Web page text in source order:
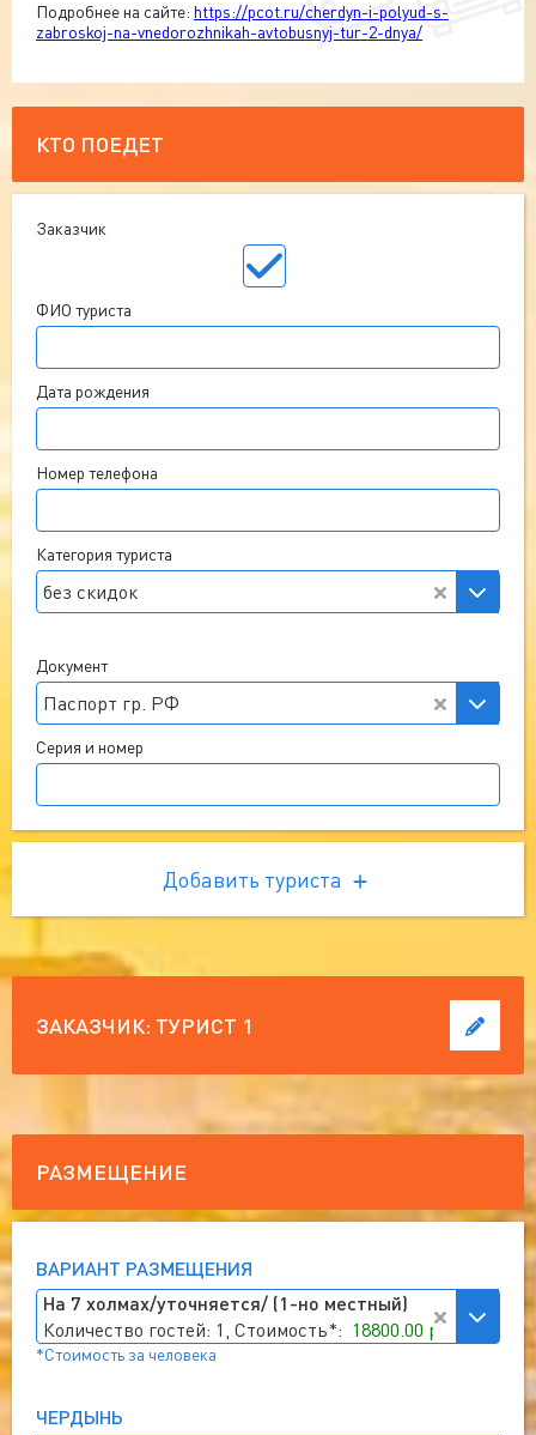
Подробнее на сайте: https://pcot.ru/cherdyn-i-polyud-s-
zabroskoj-na-vnedorozhnikah-avtobusnyj-tur-2-dnya/
КТО ПОЕДЕТ
Заказчик
ФИО туриста
Дата рождения
Номер телефона
Категория туриста
без скидок
Документ
Паспорт гр. РФ
Серия и номер
Добавить туриста
ЗАКАЗЧИК: ТУРИСТ 1
РАЗМЕЩЕНИЕ
ВАРИАНТ РАЗМЕЩЕНИЯ
На 7 холмах/уточняется/ (1-но местный)
Количество гостей: 1, Стоимость*: 18800.00 руб
*Стоимость за человека
ЧЕРДЫНЬ